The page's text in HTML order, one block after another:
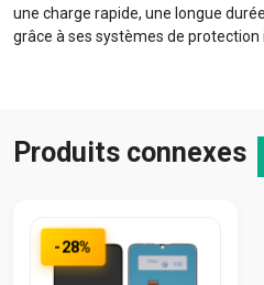
une charge rapide, une longue
grâce à ses systèmes de protection
Produits connexes
-28%